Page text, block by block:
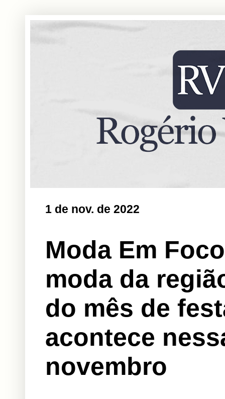
1 de nov. de 2022
Moda Em
moda da
do mês de
acontece
novembro